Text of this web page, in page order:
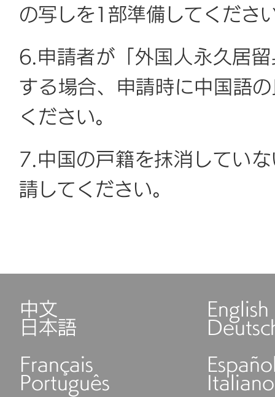
の写しを1部準備してくださ
6.申請者が「外国人永久居
する場合、申請時に中国語
ください。
7.中国の戸籍を抹消してい
請してください。
中文 English
日本語
Français
Português Italiano